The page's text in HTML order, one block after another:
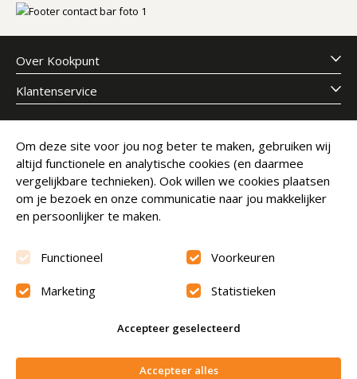
In winkelwagen
Over Kookpunt
Klantenservice
Meld je aan voor onze nieuwsbrief
E-mailadres
Abonneer
Beoordeling9.6
© Copyright 2026 Kookpunt.nl|Algemene voorwaarden
Om deze site voor jou nog beter te maken, gebruiken wij
altijd functionele en analytische cookies (en daarmee
vergelijkbare technieken). Ook willen we cookies plaatsen
om je bezoek en onze communicatie naar jou makkelijker
en persoonlijker te maken.
Functioneel Voorkeuren
Marketing Statistieken
Accepteer geselecteerd
Accepteer alles